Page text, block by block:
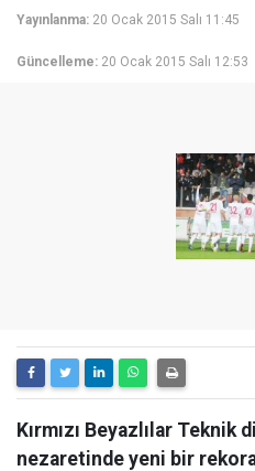
Yayınlanma: 20 Ocak 2015 Salı 11:45
Güncelleme: 20 Ocak 2015 Salı 12:53
Kırmızı Beyazlılar Teknik
nezaretinde yeni bir